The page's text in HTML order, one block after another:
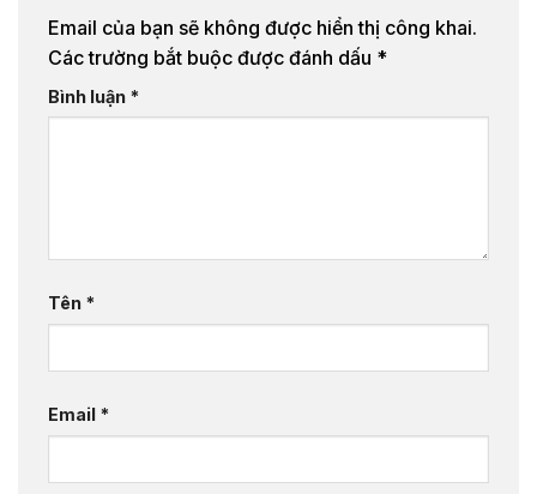
Email của bạn sẽ không được hiển thị công khai.
Các trường bắt buộc được đánh dấu *
Bình luận *
Tên *
Email *